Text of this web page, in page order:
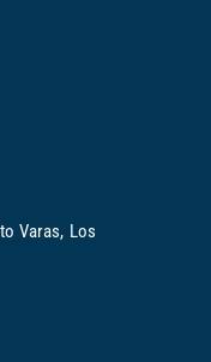
Varas, Los